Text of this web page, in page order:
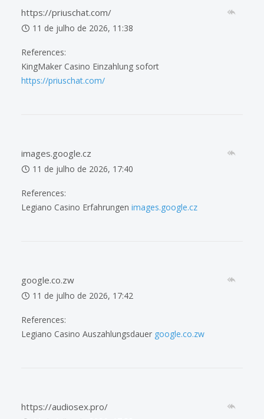
https://priuschat.com/
11 de julho de 2026, 11:38
References:
KingMaker Casino Einzahlung sofort
https://priuschat.com/
images.google.cz
11 de julho de 2026, 17:40
References:
Legiano Casino Erfahrungen images.google.cz
google.co.zw
11 de julho de 2026, 17:42
References:
Legiano Casino Auszahlungsdauer google.co.zw
https://audiosex.pro/